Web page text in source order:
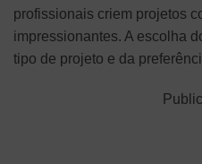
profissionais criem projetos
impressionantes. A escolha
tipo de projeto e da